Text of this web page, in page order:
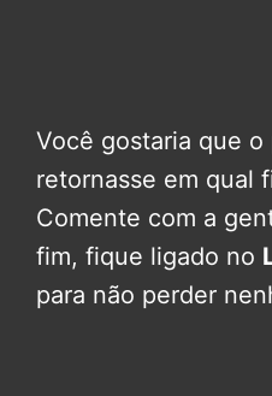
Você gostaria que o
retornasse em qual
Comente com a
fim, fique ligado no
para não perder